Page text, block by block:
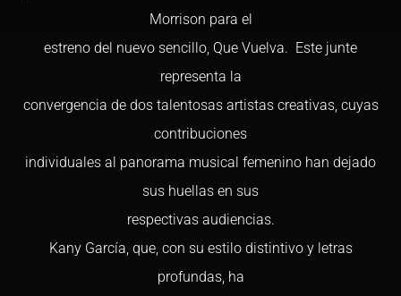
Morrison para el
estreno del nuevo sencillo, Que Vuelva. Este junte
representa la
convergencia de dos talentosas artistas creativas, cuyas
contribuciones
individuales al panorama musical femenino han dejado
sus huellas en sus
respectivas audiencias.
Kany García, que, con su estilo distintivo y letras
profundas, ha